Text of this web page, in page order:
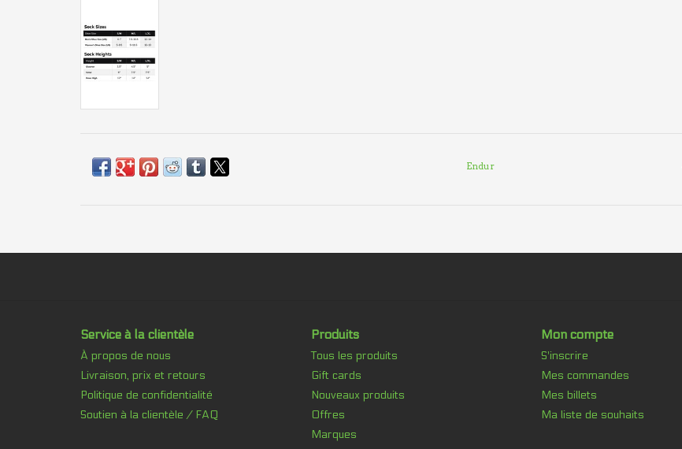
Endur
Service à la clientèle
À propos de nous
Livraison, prix et retours
Politique de confidentialité
Soutien à la clientèle / FAQ
Produits
Tous les produits
Gift cards
Nouveaux produits
Offres
Marques
Mon compte
S'inscrire
Mes commandes
Mes billets
Ma liste de souhaits